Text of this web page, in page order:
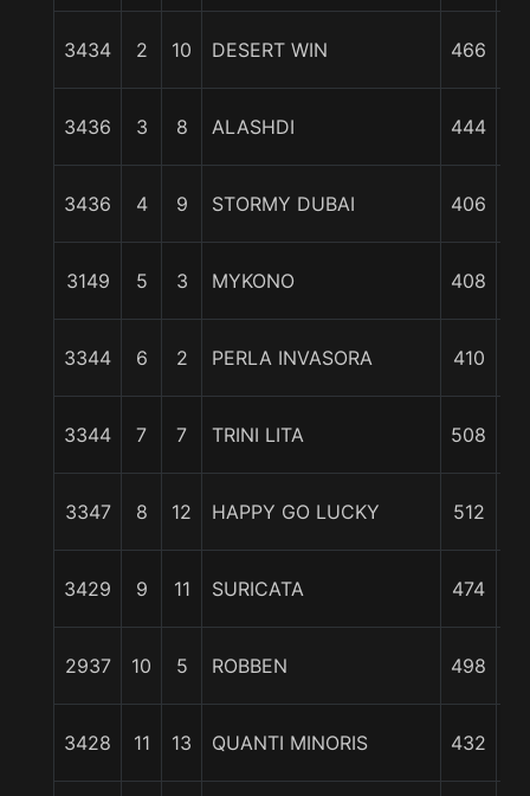
3434 2 10 DESERT WIN 466
3436 3 8 ALASHDI 444
3436 4 9 STORMY DUBAI 406
3149 5 3 MYKONO 408
3344 6 2 PERLA INVASORA 410
3344 7 7 TRINI LITA 508
3347 8 12 HAPPY GO LUCKY 512
3429 9 11 SURICATA 474
2937 10 5 ROBBEN 498
3428 11 13 QUANTI MINORIS 432